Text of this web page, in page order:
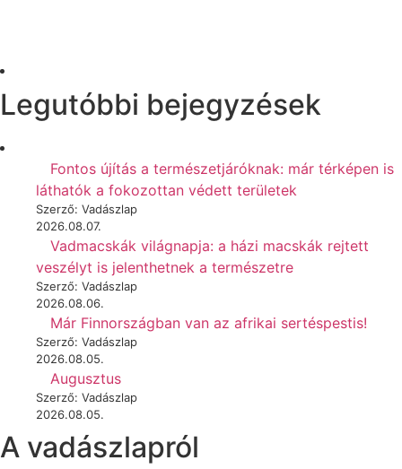
Legutóbbi bejegyzések
Fontos újítás a természetjáróknak: már térképen is
láthatók a fokozottan védett területek
Szerző: Vadászlap
2026.08.07.
Vadmacskák világnapja: a házi macskák rejtett
veszélyt is jelenthetnek a természetre
Szerző: Vadászlap
2026.08.06.
Már Finnországban van az afrikai sertéspestis!
Szerző: Vadászlap
2026.08.05.
Augusztus
Szerző: Vadászlap
2026.08.05.
A vadászlapról